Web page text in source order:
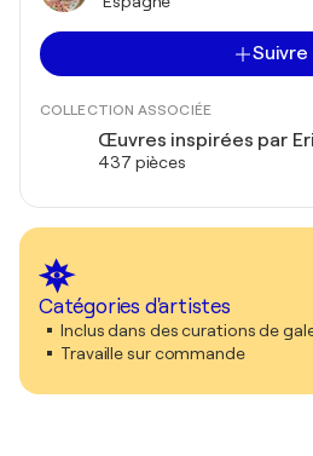
Suivre
COLLECTION ASSOCIÉE
Œuvres inspirées par
437 pièces
Catégories d'artistes
Inclus dans des curations de
Travaille sur commande